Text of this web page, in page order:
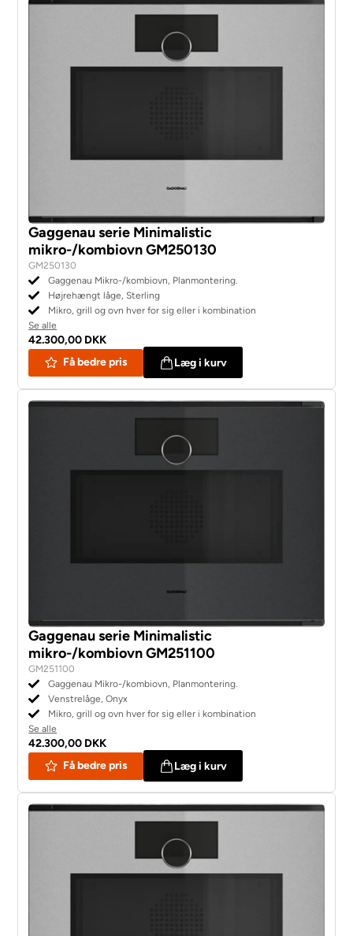
Gaggenau serie Minimalistic
mikro-/kombiovn GM250130
GM250130
Gaggenau Mikro-/kombiovn, Planmontering.
Højrehængt låge, Sterling
Mikro, grill og ovn hver for sig eller i kombination
Se alle
42.300,00 DKK
Få bedre pris
Læg i kurv
Gaggenau serie Minimalistic
mikro-/kombiovn GM251100
GM251100
Gaggenau Mikro-/kombiovn, Planmontering.
Venstrelåge, Onyx
Mikro, grill og ovn hver for sig eller i kombination
Se alle
42.300,00 DKK
Få bedre pris
Læg i kurv